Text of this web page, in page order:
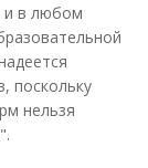
и в любом
поскольку
нельзя